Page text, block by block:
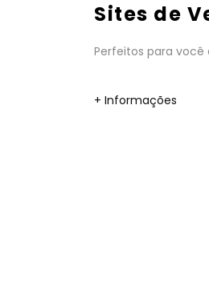
Sites de
Perfeitos para
+ Informações